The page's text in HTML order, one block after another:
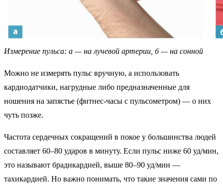
Измерение пульса: а — на лучевой артерии, б — на сонной
Можно не измерять пульс вручную, а использовать
кардиодатчики, нагрудные либо предназначенные для
ношения на запястье (фитнес-часы с пульсометром) — о них
чуть позже.
Частота сердечных сокращений в покое у большинства людей
составляет 60–80 ударов в минуту. Если пульс ниже 60 уд/мин,
это называют брадикардией, выше 80–90 уд/мин —
тахикардией. Но важно понимать, что такие значения сами по